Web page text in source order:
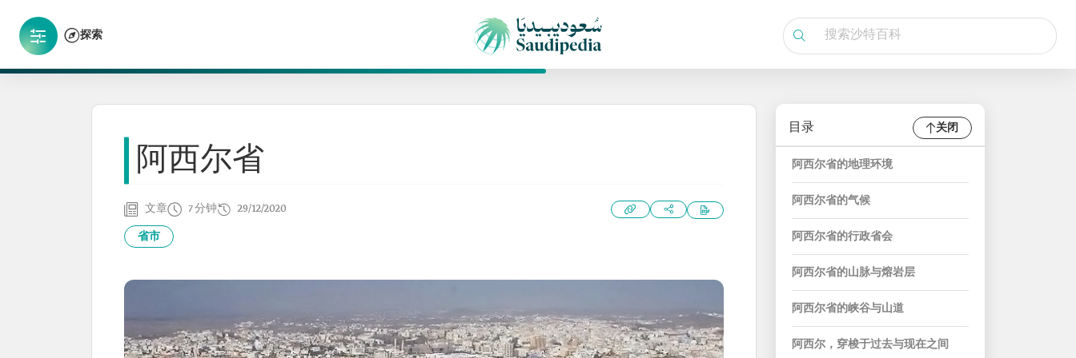
探索
阿西尔省
文章 7 分钟 29/12/2020
省市
目录 关闭
阿西尔省的地理环境
阿西尔省的气候
阿西尔省的行政省会
阿西尔省的山脉与熔岩层
阿西尔省的峡谷与山道
阿西尔，穿梭于过去与现在之间